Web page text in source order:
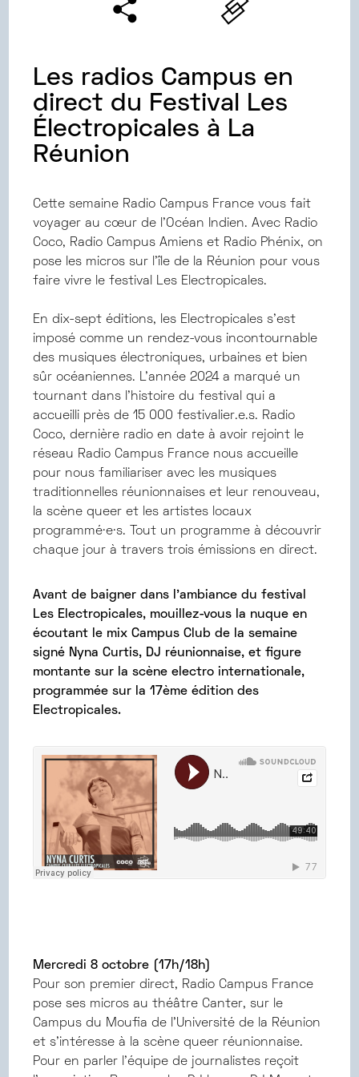
Les radios Campus en
direct du Festival Les
Électropicales à La
Réunion
Cette semaine Radio Campus France vous fait
voyager au cœur de l’Océan Indien. Avec Radio
Coco, Radio Campus Amiens et Radio Phénix, on
pose les micros sur l’île de la Réunion pour vous
faire vivre le festival Les Electropicales.
En dix-sept éditions, les Electropicales s’est
imposé comme un rendez-vous incontournable
des musiques électroniques, urbaines et bien
sûr océaniennes. L’année 2024 a marqué un
tournant dans l’histoire du festival qui a
accueilli près de 15 000 festivalier.e.s. Radio
Coco, dernière radio en date à avoir rejoint le
réseau Radio Campus France nous accueille
pour nous familiariser avec les musiques
traditionnelles réunionnaises et leur renouveau,
la scène queer et les artistes locaux
programmé·e·s. Tout un programme à découvrir
chaque jour à travers trois émissions en direct.
Avant de baigner dans l’ambiance du festival
Les Electropicales, mouillez-vous la nuque en
écoutant le mix Campus Club de la semaine
signé Nyna Curtis, DJ réunionnaise, et figure
montante sur la scène electro internationale,
programmée sur la 17ème édition des
Electropicales.
Mercredi 8 octobre (17h/18h)
Pour son premier direct, Radio Campus France
pose ses micros au théâtre Canter, sur le
Campus du Moufia de l’Université de la Réunion
et s’intéresse à la scène queer réunionnaise.
Pour en parler l’équipe de journalistes reçoit